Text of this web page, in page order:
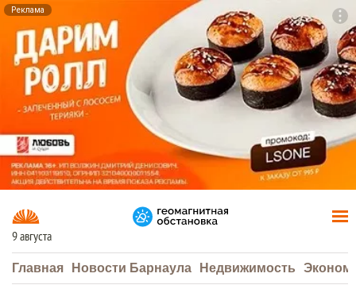
Реклама
9 августа
Главная Новости Барнаула Недвижимость